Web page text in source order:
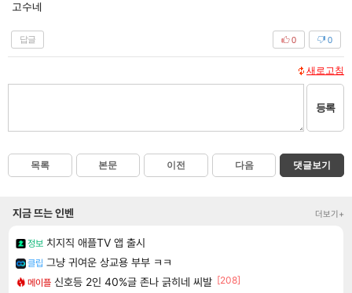
고수네
답글 0
0
새로고침
등록
목록 본문 이전 다음 댓글보기
지금 뜨는 인벤 더보기+
정보 치지직 애플TV 앱 출시
클립 그냥 귀여운 상교용 부부 ㅋㅋ
메이플 신호등 2인 40%글 존나 긁히네 씨발 [208]